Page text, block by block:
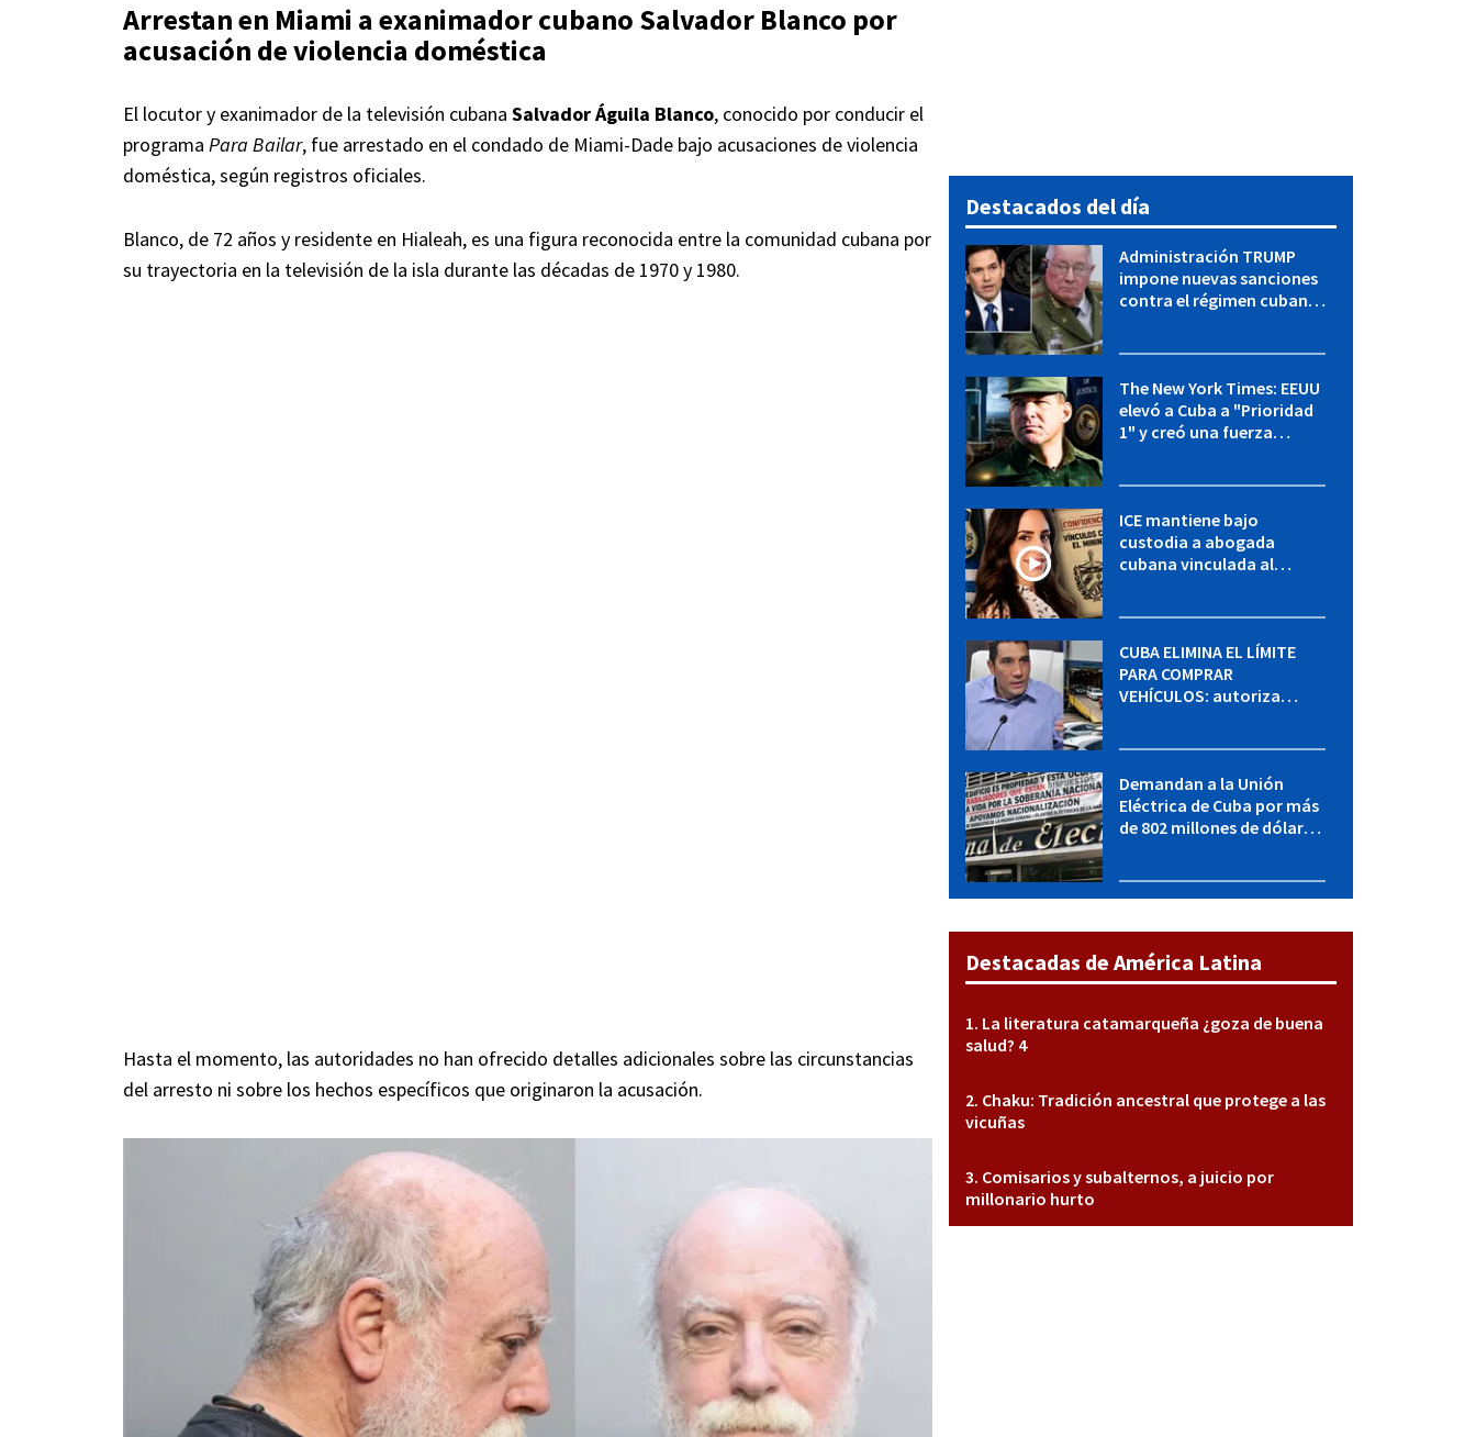
Arrestan en Miami a exanimador cubano Salvador Blanco por
acusación de violencia doméstica
El locutor y exanimador de la televisión cubana Salvador Águila Blanco, conocido por conducir el
programa Para Bailar, fue arrestado en el condado de Miami-Dade bajo acusaciones de violencia
doméstica, según registros oficiales.
Blanco, de 72 años y residente en Hialeah, es una figura reconocida entre la comunidad cubana por
su trayectoria en la televisión de la isla durante las décadas de 1970 y 1980.
Hasta el momento, las autoridades no han ofrecido detalles adicionales sobre las circunstancias
del arresto ni sobre los hechos específicos que originaron la acusación.
Destacados del día
Administración TRUMP
impone nuevas sanciones
contra el régimen cubano:
The New York Times: EEUU
elevó a Cuba a "Prioridad
1" y creó una fuerza
ICE mantiene bajo
custodia a abogada
cubana vinculada al
CUBA ELIMINA EL LÍMITE
PARA COMPRAR
VEHÍCULOS: autoriza
Demandan a la Unión
Eléctrica de Cuba por más
de 802 millones de dólares
Destacadas de América Latina
La literatura catamarqueña ¿goza de buena
salud? 4
Chaku: Tradición ancestral que protege a las
vicuñas
Comisarios y subalternos, a juicio por
millonario hurto